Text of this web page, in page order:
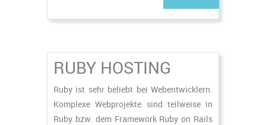
RUBY HOSTING
Ruby ist sehr beliebt bei Webentwicklern.
Komplexe Webprojekte sind teilweise in
Ruby bzw. dem Framework Ruby on Rails